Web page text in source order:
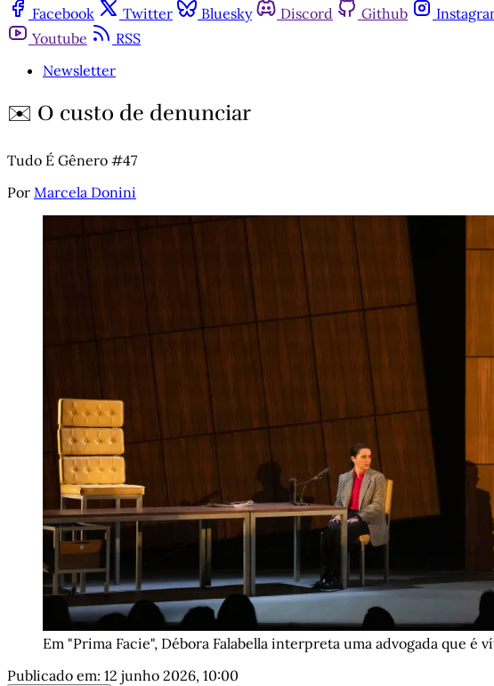
Facebook
Twitter Bluesky Discord Github
Youtube
RSS
Newsletter
✉️ O custo de denunciar
Tudo É Gênero #47
Por Marcela Donini
Em "Prima Facie", Débora Falabella interpreta uma advogada que
Publicado em: 12 junho 2026, 10:00